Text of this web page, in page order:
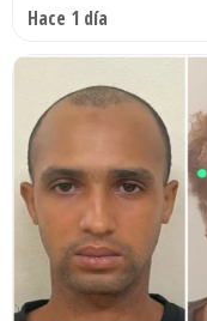
Hace 1 día